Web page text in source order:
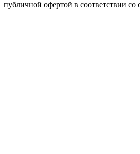
публичной офертой в соответствии